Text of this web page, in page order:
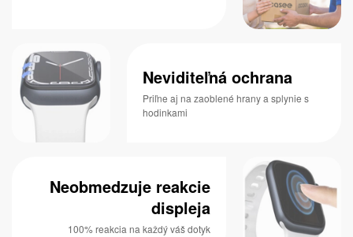
Neviditeľná ochrana
Priľne aj na zaoblené hrany a splynie s
hodinkami
Neobmedzuje reakcie
displeja
100% reakcia na každý váš dotyk